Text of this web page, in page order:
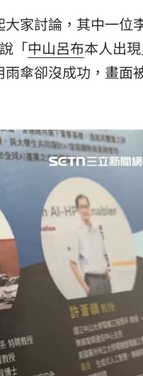
大家討論，其中一位
「中山呂布本人出現
雨傘卻沒成功，畫面